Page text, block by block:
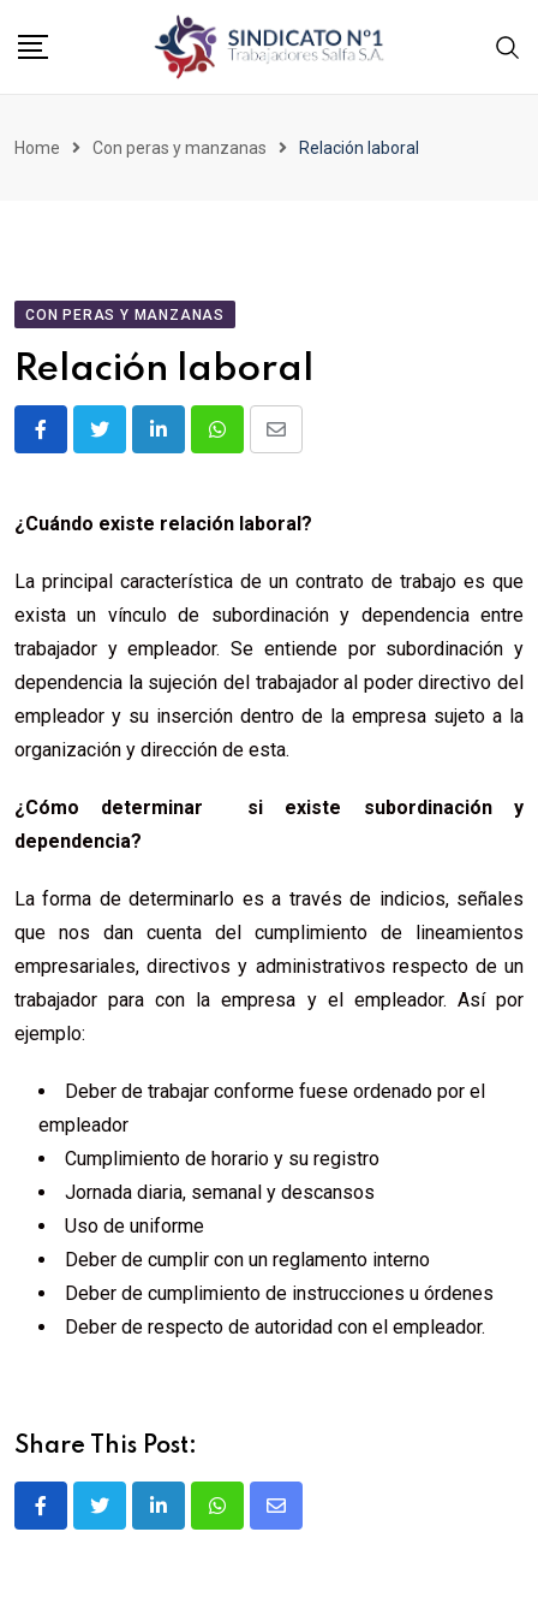
Home Con peras y manzanas Relación laboral
CON PERAS Y MANZANAS
Relación laboral
¿Cuándo existe relación laboral?
La principal característica de un contrato de trabajo es que
exista un vínculo de subordinación y dependencia entre
trabajador y empleador. Se entiende por subordinación y
dependencia la sujeción del trabajador al poder directivo del
empleador y su inserción dentro de la empresa sujeto a la
organización y dirección de esta.
¿Cómo determinar si existe subordinación y
dependencia?
La forma de determinarlo es a través de indicios, señales
que nos dan cuenta del cumplimiento de lineamientos
empresariales, directivos y administrativos respecto de un
trabajador para con la empresa y el empleador. Así por
ejemplo:
Deber de trabajar conforme fuese ordenado por el
empleador
Cumplimiento de horario y su registro
Jornada diaria, semanal y descansos
Uso de uniforme
Deber de cumplir con un reglamento interno
Deber de cumplimiento de instrucciones u órdenes
Deber de respecto de autoridad con el empleador.
Share This Post: